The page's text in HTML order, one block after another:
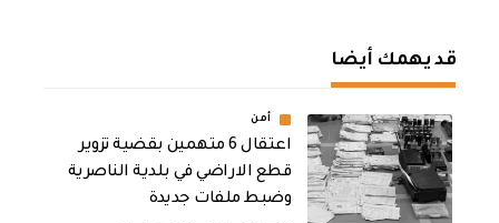
قد يهمك أيضا
أمن
اعتقال 6 متهمين بقضية تزوير
قطع الاراضي في بلدية الناصرية
وضبط ملفات جديدة